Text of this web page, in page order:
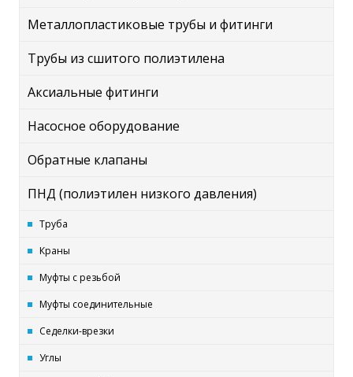
Металлопластиковые трубы и фитинги
Трубы из сшитого полиэтилена
Аксиальные фитинги
Насосное оборудование
Обратные клапаны
ПНД (полиэтилен низкого давления)
Труба
Краны
Муфты с резьбой
Муфты соединительные
Седелки-врезки
Углы